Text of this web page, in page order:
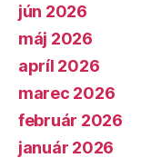
jún 2026
máj 2026
apríl 2026
marec 2026
február 2026
január 2026